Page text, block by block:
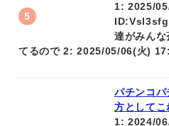
1: 2025/
達がみんな
てるので 2: 2025/05/06(火)
パチンコパ
方としてこ
1: 2024/